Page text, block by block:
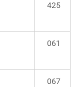
425
061
067